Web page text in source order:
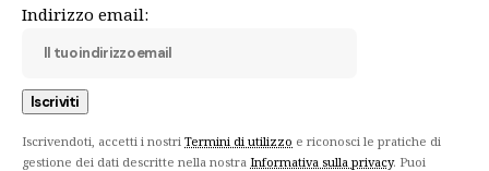
Indirizzo email:
Iscrivendoti, accetti i nostri Termini di utilizzo e riconosci le pratiche di
gestione dei dati descritte nella nostra Informativa sulla privacy. Puoi